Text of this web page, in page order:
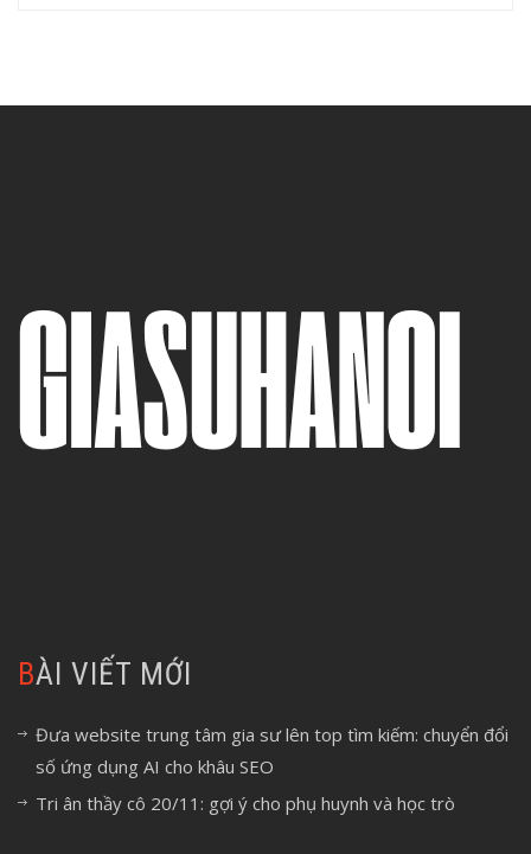
BÀI VIẾT MỚI
Đưa website trung tâm gia sư lên top tìm kiếm: chuyển đổi
số ứng dụng AI cho khâu SEO
Tri ân thầy cô 20/11: gợi ý cho phụ huynh và học trò